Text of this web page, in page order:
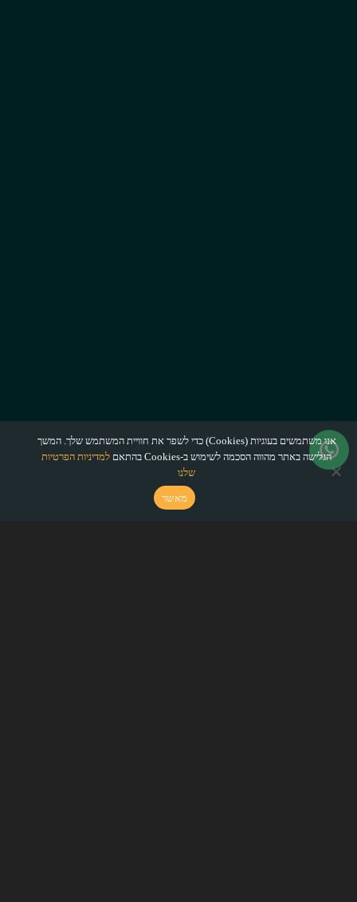
אנו משתמשים בעוגיות (Cookies) כדי לשפר את חוויית המשתמש שלך. המשך
הגלישה באתר מהווה הסכמה לשימוש ב-Cookies בהתאם
למדיניות הפרטיות
שלנו
מאשר